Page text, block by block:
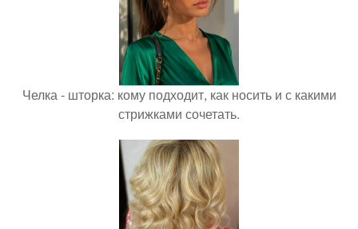
Челка - шторка: кому подходит, как носить и с какими
стрижками сочетать.